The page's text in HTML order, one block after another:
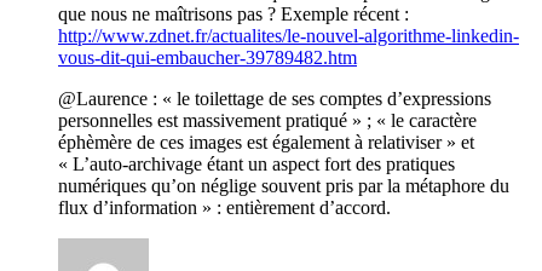
que nous ne maîtrisons pas ? Exemple récent :
http://www.zdnet.fr/actualites/le-nouvel-algorithme-linkedin-
vous-dit-qui-embaucher-39789482.htm
@Laurence : « le toilettage de ses comptes d’expressions
personnelles est massivement pratiqué » ; « le caractère
éphèmère de ces images est également à relativiser » et
« L’auto-archivage étant un aspect fort des pratiques
numériques qu’on néglige souvent pris par la métaphore du
flux d’information » : entièrement d’accord.